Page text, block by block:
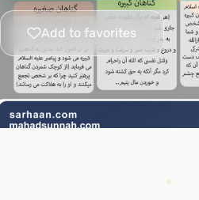
Add to favorites